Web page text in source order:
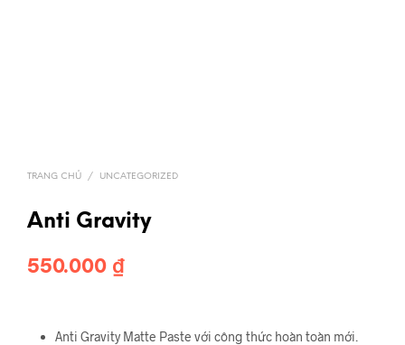
TRANG CHỦ / UNCATEGORIZED
Anti Gravity
550.000 ₫
Anti Gravity Matte Paste với công thức hoàn toàn mới.